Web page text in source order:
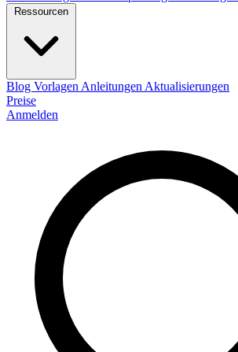
Blog Vorlagen Anleitungen Aktualisierungen
Preise
Anmelden